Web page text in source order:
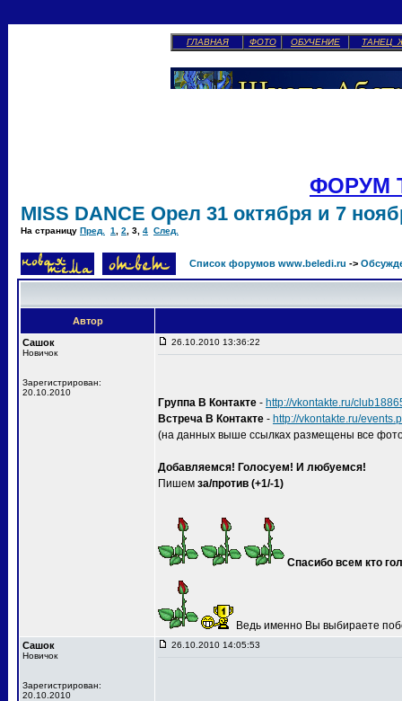
ГЛАВНАЯ ФОТО ОБУЧЕНИЕ ТАНЕЦ
ФОРУМ
MISS DANCE Орел 31 октября и 7
На страницу Пред. 1 2 3 4 След.
Список форумов www.beledi.ru ->
Автор
Сашок
Новичок
Зарегистрирован:
20.10.2010
26.10.2010 13:36:22
Группа В Контакте - http://vkontakte.ru/
Встреча В Контакте - http://vkontakte.ru/
(на данных выше ссылках размещены все
Добавляемся! Голосуем! И любуемся!
Пишем за/против (+1/-1)
Спасибо всем кто
Ведь именно Вы выбираете
Сашок
Новичок
Зарегистрирован:
20.10.2010
26.10.2010 14:05:53